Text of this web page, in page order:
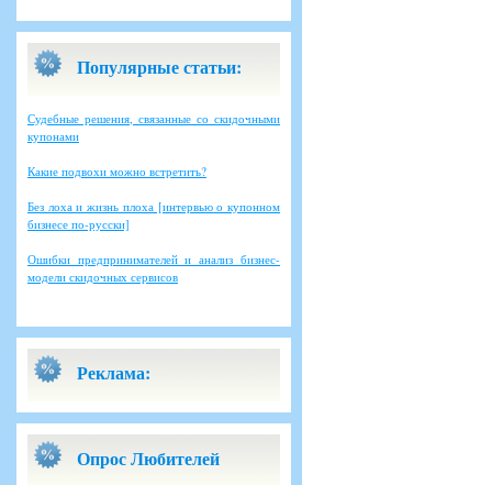
Популярные статьи:
Судебные решения, связанные со скидочными
купонами
Какие подвохи можно встретить?
Без лоха и жизнь плоха [интервью о купонном
бизнесе по-русски]
Ошибки предпринимателей и анализ бизнес-
модели скидочных сервисов
Реклама:
Опрос Любителей